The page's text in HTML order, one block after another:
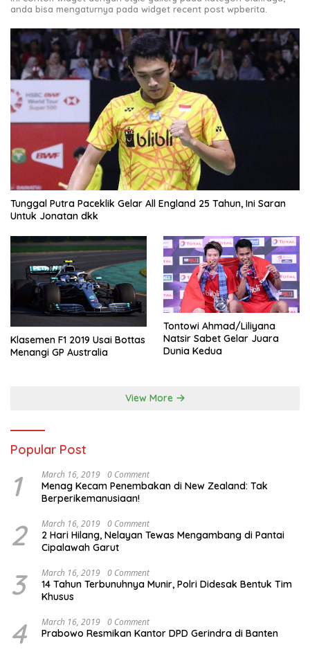
anda bisa mengaturnya pada widget recent post wpberita.
Tunggal Putra Paceklik Gelar All England 25 Tahun, Ini Saran
Untuk Jonatan dkk
Klasemen F1 2019 Usai Bottas
Menangi GP Australia
Tontowi Ahmad/Liliyana
Natsir Sabet Gelar Juara
Dunia Kedua
View More
Popular Post
1 March 16, 2019 0 Comment
Menag Kecam Penembakan di New Zealand: Tak
Berperikemanusiaan!
2 March 16, 2019 0 Comment
2 Hari Hilang, Nelayan Tewas Mengambang di Pantai
Cipalawah Garut
3 March 16, 2019 0 Comment
14 Tahun Terbunuhnya Munir, Polri Didesak Bentuk Tim
Khusus
4 March 16, 2019 0 Comment
Prabowo Resmikan Kantor DPD Gerindra di Banten